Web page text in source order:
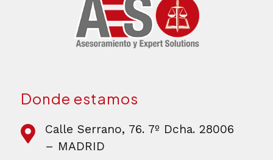
Donde estamos
Calle Serrano, 76. 7º Dcha. 28006
– MADRID